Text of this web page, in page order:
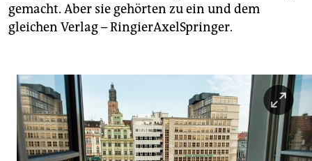
gemacht. Aber sie gehörten zu ein und dem
gleichen Verlag – RingierAxelSpringer.